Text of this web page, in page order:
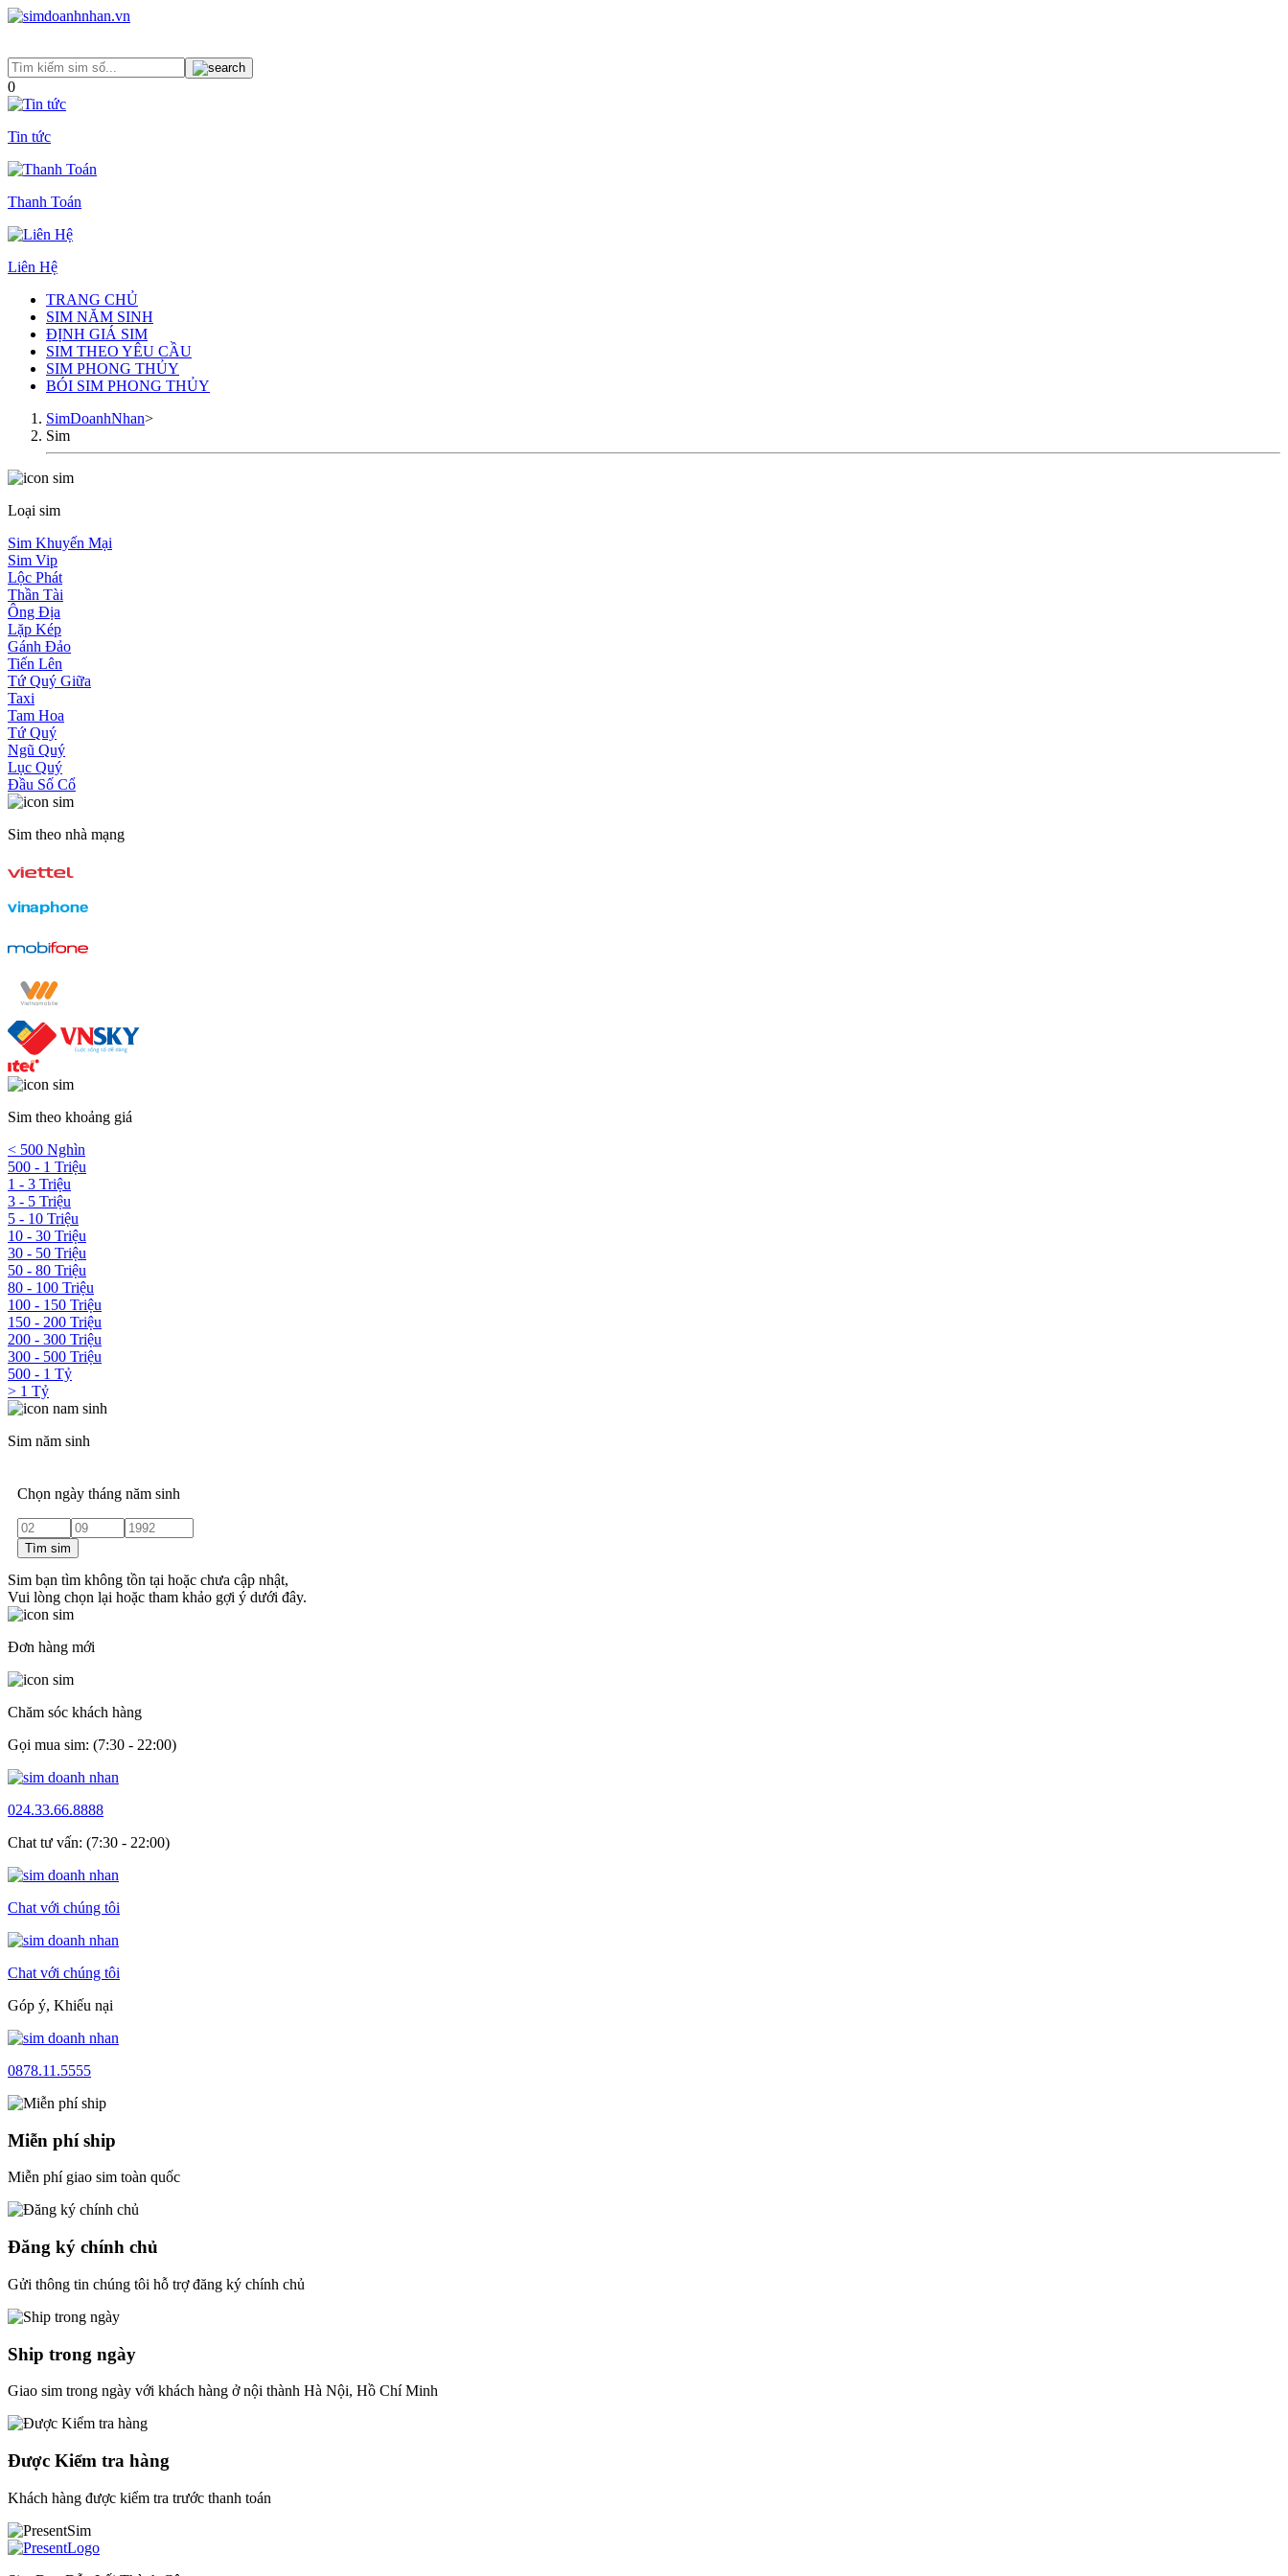
0
Tin tức
Thanh Toán
Liên Hệ
TRANG CHỦ
SIM NĂM SINH
ĐỊNH GIÁ SIM
SIM THEO YÊU CẦU
SIM PHONG THỦY
BÓI SIM PHONG THỦY
SimDoanhNhan>
Sim
Loại sim
Sim Khuyến Mại
Sim Vip
Lộc Phát
Thần Tài
Ông Địa
Lặp Kép
Gánh Đảo
Tiến Lên
Tứ Quý Giữa
Taxi
Tam Hoa
Tứ Quý
Ngũ Quý
Lục Quý
Đầu Số Cổ
Sim theo nhà mạng
Sim theo khoảng giá
< 500 Nghìn
500 - 1 Triệu
1 - 3 Triệu
3 - 5 Triệu
5 - 10 Triệu
10 - 30 Triệu
30 - 50 Triệu
50 - 80 Triệu
80 - 100 Triệu
100 - 150 Triệu
150 - 200 Triệu
200 - 300 Triệu
300 - 500 Triệu
500 - 1 Tỷ
> 1 Tỷ
Sim năm sinh
Chọn ngày tháng năm sinh
Tìm sim
Sim bạn tìm không tồn tại hoặc chưa cập nhật,
Vui lòng chọn lại hoặc tham khảo gợi ý dưới đây.
Đơn hàng mới
Chăm sóc khách hàng
Gọi mua sim: (7:30 - 22:00)
024.33.66.8888
Chat tư vấn: (7:30 - 22:00)
Chat với chúng tôi
Chat với chúng tôi
Góp ý, Khiếu nại
0878.11.5555
Miễn phí ship
Miễn phí giao sim toàn quốc
Đăng ký chính chủ
Gửi thông tin chúng tôi hỗ trợ đăng ký chính chủ
Ship trong ngày
Giao sim trong ngày với khách hàng ở nội thành Hà Nội, Hồ Chí Minh
Được Kiểm tra hàng
Khách hàng được kiểm tra trước thanh toán